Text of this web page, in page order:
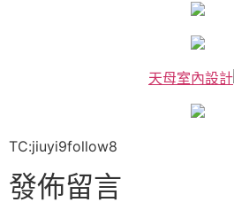
天母室內設計
TC:jiuyi9follow8
發佈留言